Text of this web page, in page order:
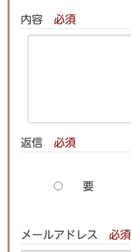
内容 必須
返信 必須
要
メールアドレス 必須